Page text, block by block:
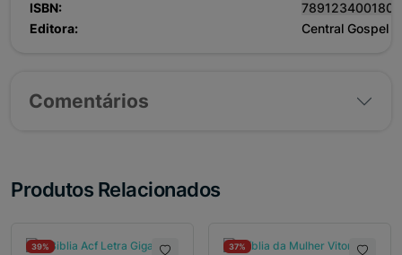
ISBN:
7891234001801
Editora:
Central Gospel
Comentários
Produtos Relacionados
39% 37%